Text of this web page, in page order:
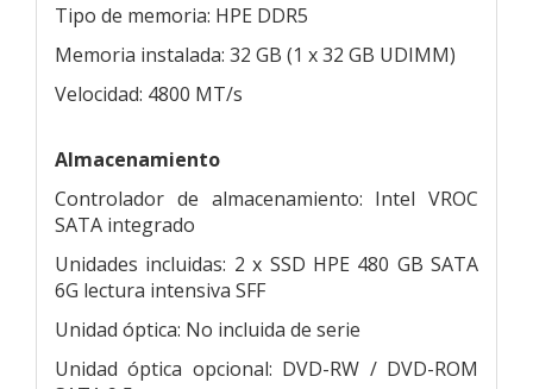
Tipo de memoria: HPE DDR5
Memoria instalada: 32 GB (1 x 32 GB UDIMM)
Velocidad: 4800 MT/s
Almacenamiento
Controlador de almacenamiento: Intel VROC
SATA integrado
Unidades incluidas: 2 x SSD HPE 480 GB SATA
6G lectura intensiva SFF
Unidad óptica: No incluida de serie
Unidad óptica opcional: DVD-RW / DVD-ROM